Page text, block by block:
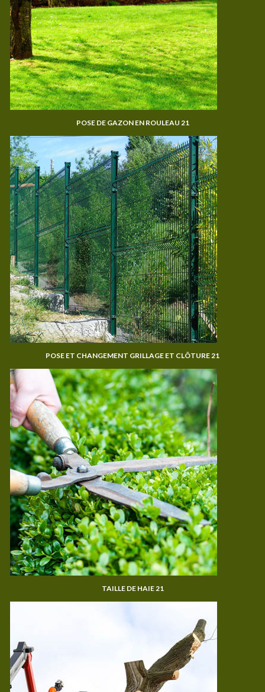
POSE DE GAZON EN ROULEAU 21
POSE ET CHANGEMENT GRILLAGE ET CLÔTURE 21
TAILLE DE HAIE 21